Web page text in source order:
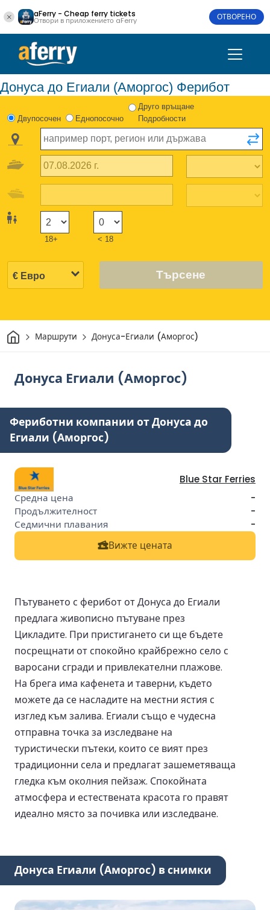
aFerry - Cheap ferry tickets
Отвори в приложението aFerry ОТВОРЕНО
Донуса до Егиали (Аморгос) Ферибот
Двупосочен Еднопосочно
Друго връщане
Подробности
18+ < 18
Търсене
Начало
Маршрути Донуса-Егиали (Аморгос)
Донуса Егиали (Аморгос)
Фериботни компании от Донуса до
Егиали (Аморгос)
Blue Star Ferries
-
-
-
Вижте цената
Пътуването с ферибот от Донуса до Егиали
предлага живописно пътуване през
Цикладите. При пристигането си ще бъдете
посрещнати от спокойно крайбрежно село с
варосани сгради и привлекателни плажове.
На брега има кафенета и таверни, където
можете да се насладите на местни ястия с
изглед към залива. Егиали също е чудесна
отправна точка за изследване на
туристически пътеки, които се вият през
традиционни села и предлагат зашеметяваща
гледка към околния пейзаж. Спокойната
атмосфера и естествената красота го правят
идеално място за почивка или изследване.
Донуса Егиали (Аморгос) в снимки